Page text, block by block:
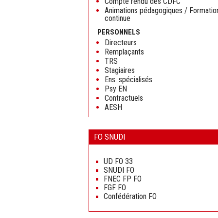
Animations pédagogiques /
continue
PERSONNELS
Directeurs
Remplaçants
TRS
Stagiaires
Ens. spécialisés
Psy EN
Contractuels
AESH
FO SNUDI
contenu
UD FO 33
SNUDI FO
FNEC FP FO
FGF FO
Confédération FO